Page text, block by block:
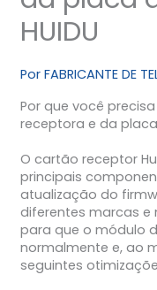
HUIDU
Por FABRICANTE DE
Por que você
receptora e da
O cartão receptor
principais
atualização do
diferentes marcas e
para que o módulo
normalmente e, ao
seguintes